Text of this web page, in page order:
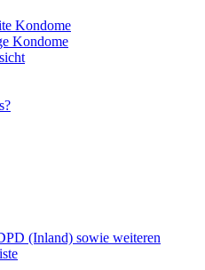
Kondome
Kondome
(Inland) sowie weiteren